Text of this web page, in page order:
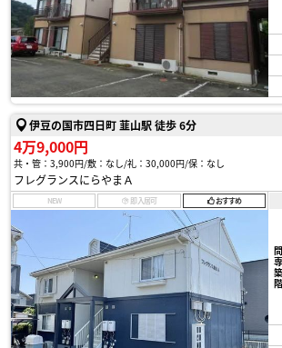
伊豆の国市四日町 韮山駅 徒歩 6分
4万9,000円
共・管：3,900円 敷：なし 礼：30,000円 保：なし
フレグランスにらやまＡ
NEW 即入居可 おすすめ